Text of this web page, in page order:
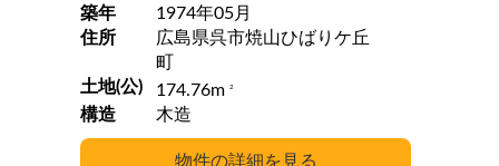
築年
1974年05月
住所
広島県呉市焼山ひばりケ丘
町
土地(公)
174.76m 2
構造 木造